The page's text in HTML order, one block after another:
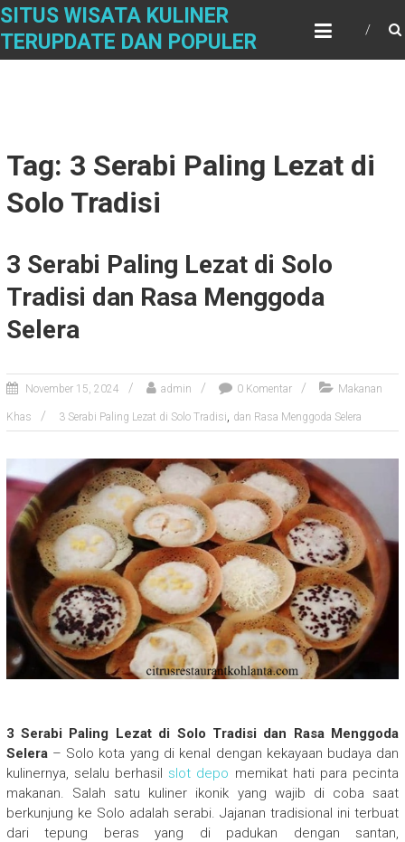
Skip
content
SITUS WISATA KULINER
TERUPDATE DAN POPULER
Tag: 3 Serabi Paling Lezat di
Solo Tradisi
3 Serabi Paling Lezat di Solo
Tradisi dan Rasa Menggoda
Selera
November 15, 2024 admin 0 Komentar Makanan
Khas 3 Serabi Paling Lezat di Solo Tradisi, dan Rasa Menggoda Selera
3 Serabi Paling Lezat di Solo Tradisi dan Rasa Menggoda
Selera– Solo kota yang di kenal dengan kekayaan budaya dan
kulinernya, selalu berhasil slot depo memikat hati para pecinta
makanan. Salah satu kuliner ikonik yang wajib di coba saat
berkunjung ke Solo adalah serabi. Jajanan tradisional ini terbuat
dari tepung beras yang di padukan dengan santan,